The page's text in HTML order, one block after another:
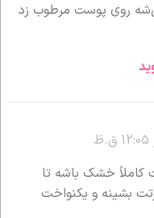
روی پوست مرطوب زد
کاملاً خشک باشه تا
بشینه و یکنواخت